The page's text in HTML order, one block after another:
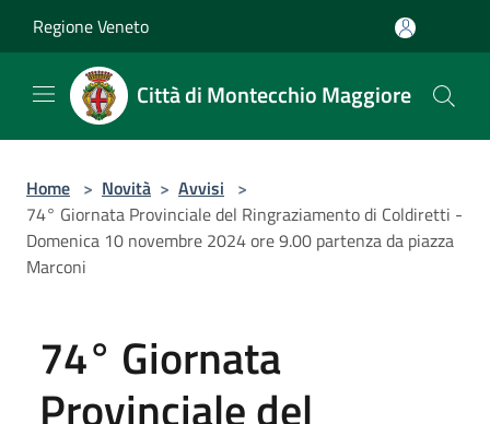
Regione Veneto
Città di Montecchio Maggiore
Home > Novità > Avvisi >
74° Giornata Provinciale del Ringraziamento di Coldiretti -
Domenica 10 novembre 2024 ore 9.00 partenza da piazza
Marconi
74° Giornata
Provinciale del